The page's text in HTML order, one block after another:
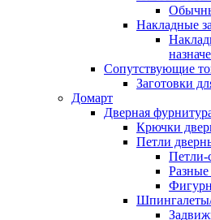
Накладные
Сопутствующие
Заготовки
Домарт
Дверная
Крючки
Петли
Петли-
Разные